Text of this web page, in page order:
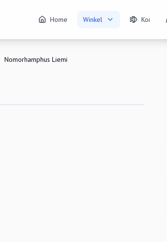
Home Winkel Koi
Nomorhamphus Liemi